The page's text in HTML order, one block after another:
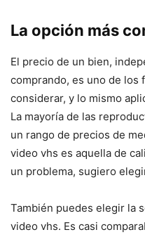
La opción más
El precio de un bien,
comprando, es uno de los
considerar, y lo mismo
La mayoría de las
un rango de precios de
video vhs es aquella de
un problema, sugiero
También puedes elegir la
video vhs. Es casi